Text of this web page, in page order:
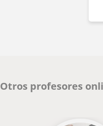
Otros profesores